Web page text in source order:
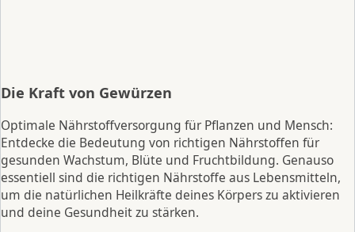
Die Kraft von Gewürzen
Optimale Nährstoffversorgung für Pflanzen und Mensch:
Entdecke die Bedeutung von richtigen Nährstoffen für
gesunden Wachstum, Blüte und Fruchtbildung. Genauso
essentiell sind die richtigen Nährstoffe aus Lebensmitteln,
um die natürlichen Heilkräfte deines Körpers zu aktivieren
und deine Gesundheit zu stärken.